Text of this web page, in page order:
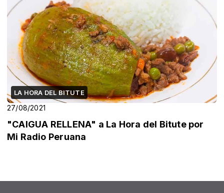
LA HORA DEL BITUTE
27/08/2021
"CAIGUA RELLENA" a La Hora del Bitute por
Mi Radio Peruana